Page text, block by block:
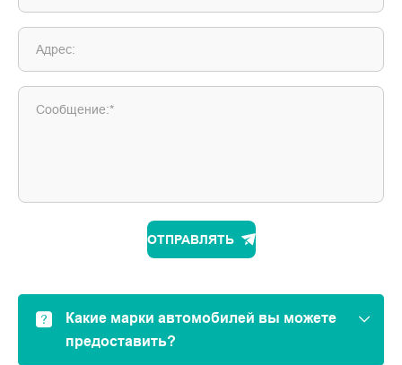
Адрес:
Сообщение:*
ОТПРАВЛЯТЬ
Какие марки автомобилей вы можете
предоставить?